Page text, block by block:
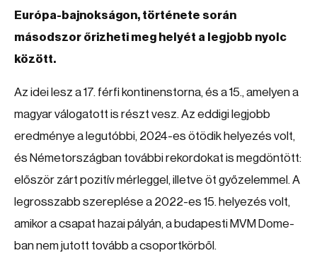
Európa-bajnokságon, története során
másodszor őrizheti meg helyét a legjobb nyolc
között.
Az idei lesz a 17. férfi kontinenstorna, és a 15., amelyen a
magyar válogatott is részt vesz. Az eddigi legjobb
eredménye a legutóbbi, 2024-es ötödik helyezés volt,
és Németországban további rekordokat is megdöntött:
először zárt pozitív mérleggel, illetve öt győzelemmel. A
legrosszabb szereplése a 2022-es 15. helyezés volt,
amikor a csapat hazai pályán, a budapesti MVM Dome-
ban nem jutott tovább a csoportkörből.